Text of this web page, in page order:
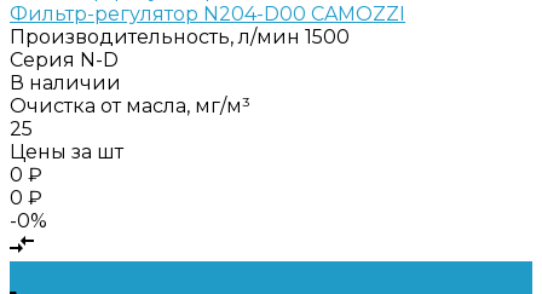
Фильтр-регулятор N204-D00 CAMOZZI
Производительность, л/мин 1500
Серия N-D
В наличии
Очистка от масла, мг/м³
25
Цены за шт
0 ₽
0 ₽
-0%